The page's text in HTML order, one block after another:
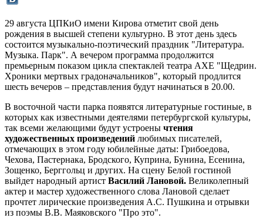
29 августа ЦПКиО имени Кирова отметит свой день
рождения в высшей степени культурно. В этот день здесь
состоится музыкально-поэтический праздник "Литература.
Музыка. Парк". А вечером программа продолжится
премьерным показом цикла спектаклей театра АХЕ "Щедрин.
Хроники мертвых градоначальников", который продлится
шесть вечеров – представления будут начинаться в 20.00.
В восточной части парка появятся литературные гостиные, в
которых как известными деятелями петербургской культуры,
так всеми желающими будут устроены чтения
художественных произведений любимых писателей,
отмечающих в этом году юбилейные даты: Грибоедова,
Чехова, Пастернака, Бродского, Куприна, Бунина, Есенина,
Зощенко, Берггольц и других. На сцену Белой гостиной
выйдет народный артист Василий Лановой. Великолепный
актер и мастер художественного слова Лановой сделает
прочтет лирические произведения А.С. Пушкина и отрывки
из поэмы В.В. Маяковского "Про это".